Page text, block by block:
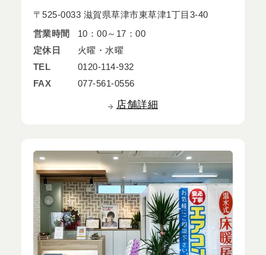
〒525-0033 滋賀県草津市東草津1丁目3-40
営業時間
10：00～17：00
定休日
火曜・水曜
TEL
0120-114-932
FAX
077-561-0556
店舗詳細